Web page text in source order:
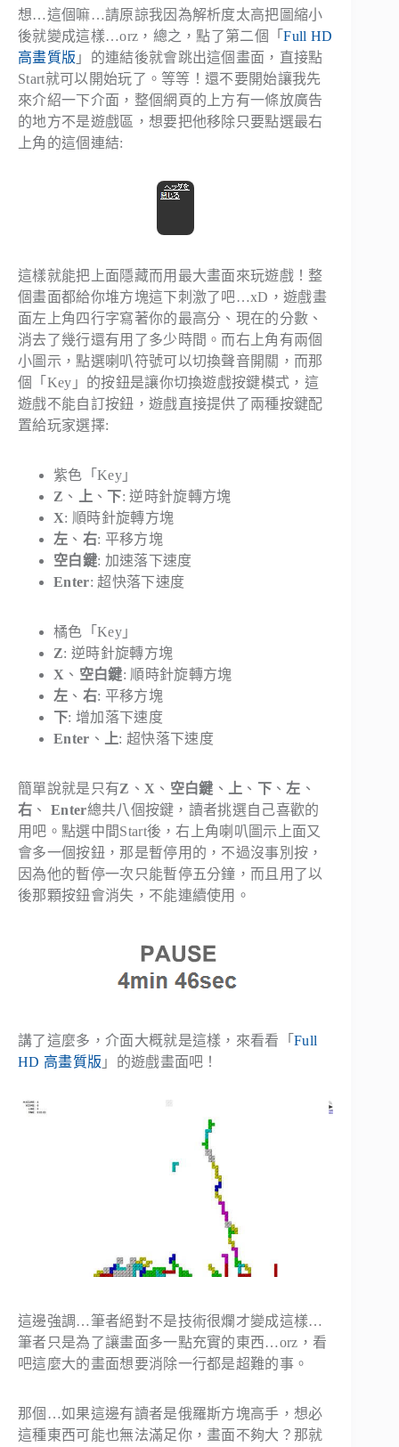
想…這個嘛…請原諒我因為解析度太高把圖縮小
後就變成這樣…orz，總之，點了第二個「Full HD
高畫質版 」的連結後就會跳出這個畫面，直接點
Start就可以開始玩了。等等！還不要開始讓我先
來介紹一下介面，整個網頁的上方有一條放廣告
的地方不是遊戲區，想要把他移除只要點選最右
上角的這個連結:
這樣就能把上面隱藏而用最大畫面來玩遊戲！整
個畫面都給你堆方塊這下刺激了吧…xD，遊戲畫
面左上角四行字寫著你的最高分、現在的分數、
消去了幾行還有用了多少時間。而右上角有兩個
小圖示，點選喇叭符號可以切換聲音開關，而那
個「Key」的按鈕是讓你切換遊戲按鍵模式，這
遊戲不能自訂按鈕，遊戲直接提供了兩種按鍵配
置給玩家選擇:
紫色「Key」
Z 、 上 、 下: 逆時針旋轉方塊
X: 順時針旋轉方塊
左 、 右: 平移方塊
空白鍵: 加速落下速度
Enter: 超快落下速度
橘色「Key」
Z: 逆時針旋轉方塊
X 、 空白鍵: 順時針旋轉方塊
左 、 右: 平移方塊
下: 增加落下速度
Enter 、 上: 超快落下速度
簡單說就是只有Z 、 X 、 空白鍵 、 上 、 下、 左 、
右 、 Enter總共八個按鍵，讀者挑選自己喜歡的
用吧。點選中間Start後，右上角喇叭圖示上面又
會多一個按鈕，那是暫停用的，不過沒事別按，
因為他的暫停一次只能暫停五分鐘，而且用了以
後那顆按鈕會消失，不能連續使用。
講了這麼多，介面大概就是這樣，來看看「Full
HD 高畫質版 」的遊戲畫面吧！
這邊強調…筆者絕對不是技術很爛才變成這樣…
筆者只是為了讓畫面多一點充實的東西…orz，看
吧這麼大的畫面想要消除一行都是超難的事。
那個…如果這邊有讀者是俄羅斯方塊高手，想必
這種東西可能也無法滿足你，畫面不夠大？那就